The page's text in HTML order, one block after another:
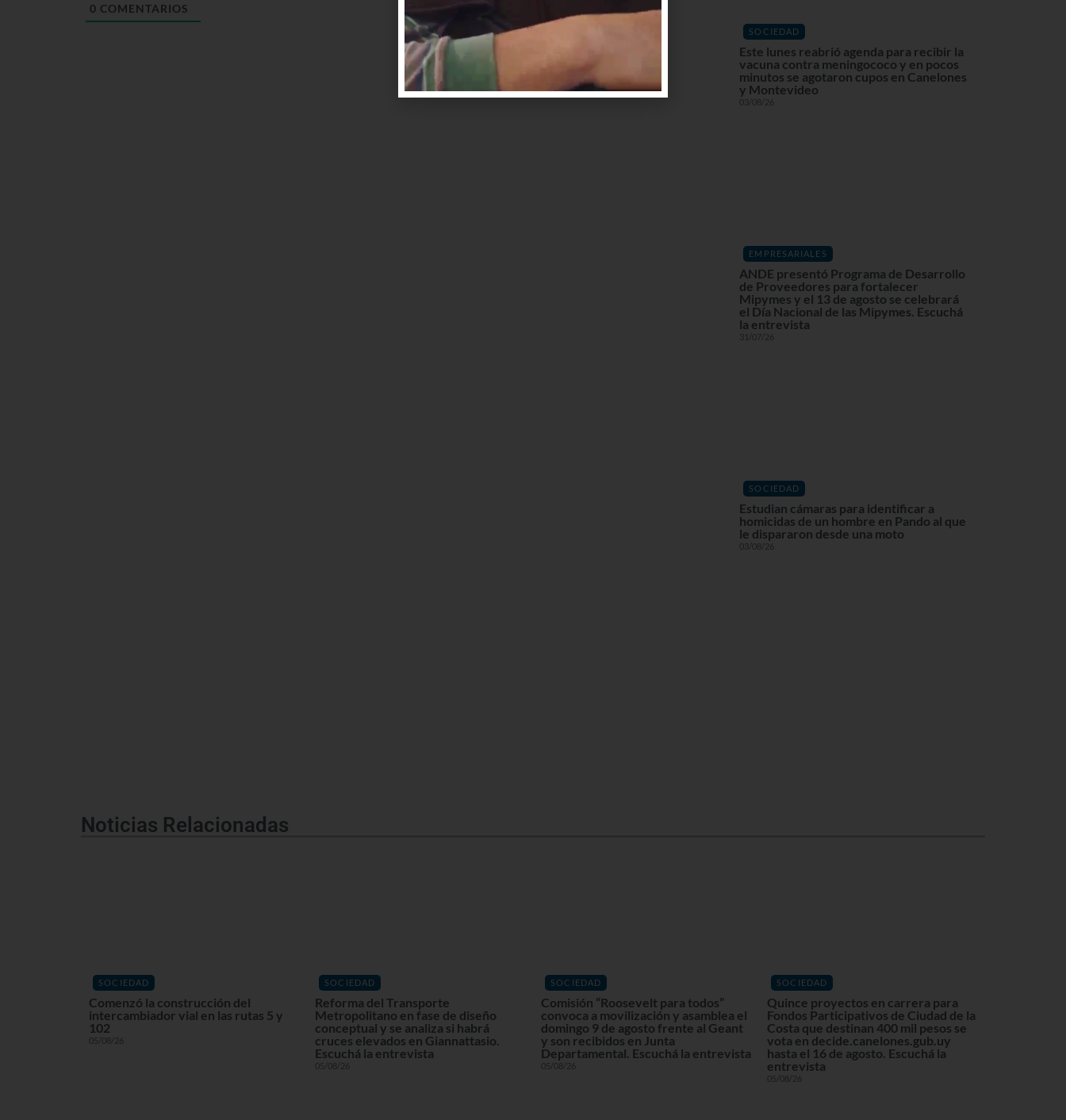
0 COMENTARIOS
SOCIEDAD
Este lunes reabrió agenda para recibir la
vacuna contra meningococo y en pocos
minutos se agotaron cupos en Canelones
y Montevideo
03/08/26
EMPRESARIALES
ANDE presentó Programa de Desarrollo
de Proveedores para fortalecer
Mipymes y el 13 de agosto se celebrará
el Día Nacional de las Mipymes. Escuchá
la entrevista
31/07/26
SOCIEDAD
Estudian cámaras para identificar a
homicidas de un hombre en Pando al que
le dispararon desde una moto
03/08/26
Noticias Relacionadas
SOCIEDAD
Comenzó la construcción del
intercambiador vial en las rutas 5 y
102
05/08/26
SOCIEDAD
Reforma del Transporte
Metropolitano en fase de diseño
conceptual y se analiza si habrá
cruces elevados en Giannattasio.
Escuchá la entrevista
05/08/26
SOCIEDAD
Comisión “Roosevelt para todos”
convoca a movilización y asamblea el
domingo 9 de agosto frente al Geant
y son recibidos en Junta
Departamental. Escuchá la entrevista
05/08/26
SOCIEDAD
Quince proyectos en carrera para
Fondos Participativos de Ciudad de la
Costa que destinan 400 mil pesos se
vota en decide.canelones.gub.uy
hasta el 16 de agosto. Escuchá la
entrevista
05/08/26